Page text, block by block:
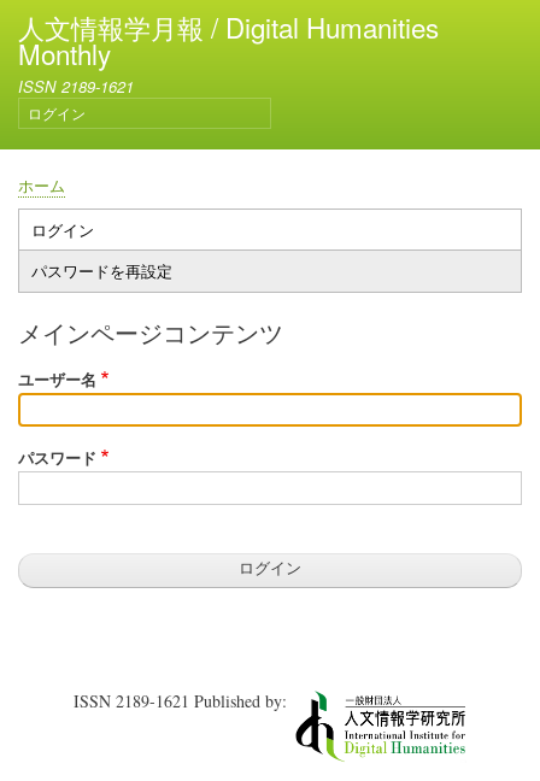
メ
イ
コ
テ
移
人文情報学月報 / Digital Humanities
Monthly
ISSN 2189-1621
ユ
ー
ザ
ー
ア
カ
ウ
ン
ト
メ
ュ
ー
ログイン
パ
ン
く
ず
ホーム
プ
ラ
マ
リ
ー
タ
ログイン
パスワードを再設定
メインページコンテンツ
ユーザー名
パスワード
ISSN 2189-1621 Published by: